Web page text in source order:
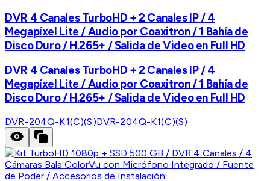
DVR 4 Canales TurboHD + 2 Canales IP / 4
Megapíxel Lite / Audio por Coaxitron / 1 Bahía de
Disco Duro / H.265+ / Salida de Video en Full HD
DVR 4 Canales TurboHD + 2 Canales IP / 4
Megapíxel Lite / Audio por Coaxitron / 1 Bahía de
Disco Duro / H.265+ / Salida de Video en Full HD
DVR-204Q-K1(C)(S)DVR-204Q-K1(C)(S)